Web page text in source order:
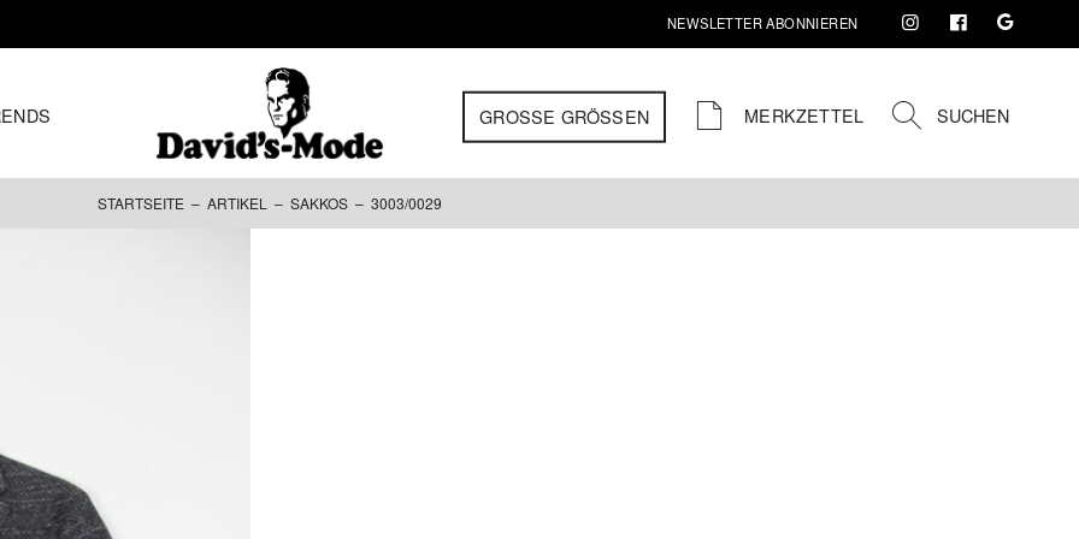
NEWSLETTER ABONNIEREN
GROSSE GRÖSSEN MERKZETTEL SUCHEN
STARTSEITE – ARTIKEL – SAKKOS – 3003/0029